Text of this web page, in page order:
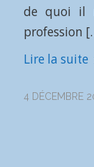
de quoi il
profession
Lire la suite
4 DÉCEMBRE